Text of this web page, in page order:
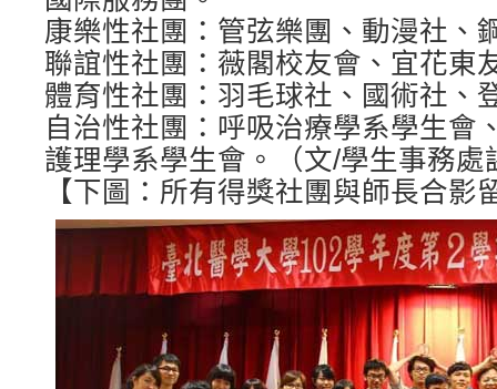
康樂性社團：管弦樂團、動漫社、
聯誼性社團：薇閣校友會、宜花東
體育性社團：羽毛球社、國術社、
自治性社團：呼吸治療學系學生會
護理學系學生會。（文/學生事務處
【下圖：所有得獎社團與師長合影